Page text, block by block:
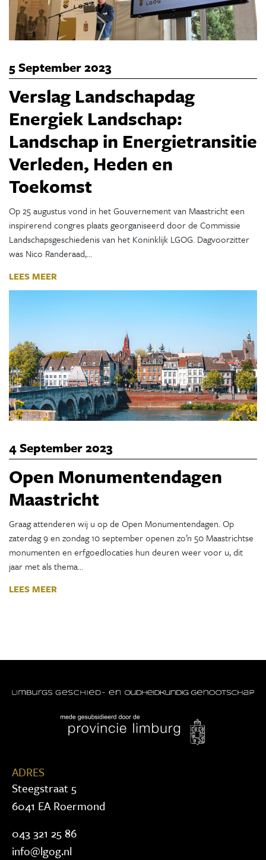
5 September 2023
Verslag Landschapdag
Energiek Landschap:
Landschap in Energietransitie
Verleden, Heden en
Toekomst
Op 25 augustus vond in het Gouvernement van Maastricht een
inspirerend congres plaats georganiseerd door de Commissie
Landschapsgeschiedenis van het Koninklijk LGOG. Dagvoorzitter
was Nico Randeraad,…
LEES MEER
4 September 2023
Open Monumentendagen
Maastricht
Graag attenderen wij u op de Open Monumentendagen. Op
zaterdag 9 en zondag 10 september openen zo’n 50 Maastrichtse
monumenten en erfgoedlocaties hun deuren weer voor u, dit
jaar met als thema…
LEES MEER
ADRES
Steegstraat 5
6041 EA Roermond
043 321 25 86
info@lgog.nl